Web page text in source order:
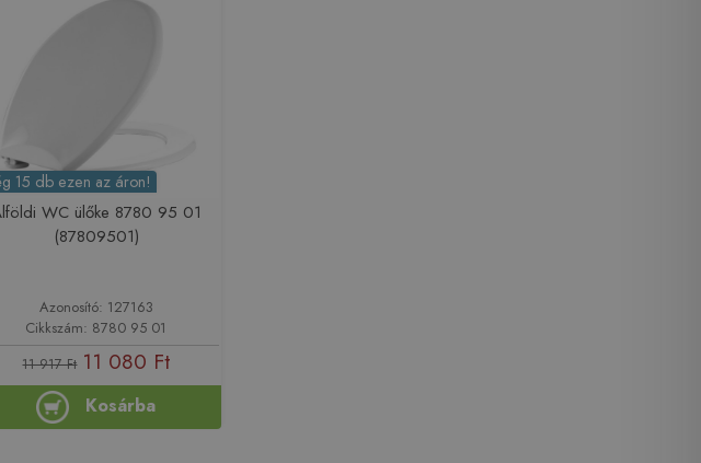
15 db ezen az áron!
WC ülőke 8780 95 01
(87809501)
Azonosító: 127163
Cikkszám: 8780 95 01
11 917 Ft 11 080 Ft
Kosárba